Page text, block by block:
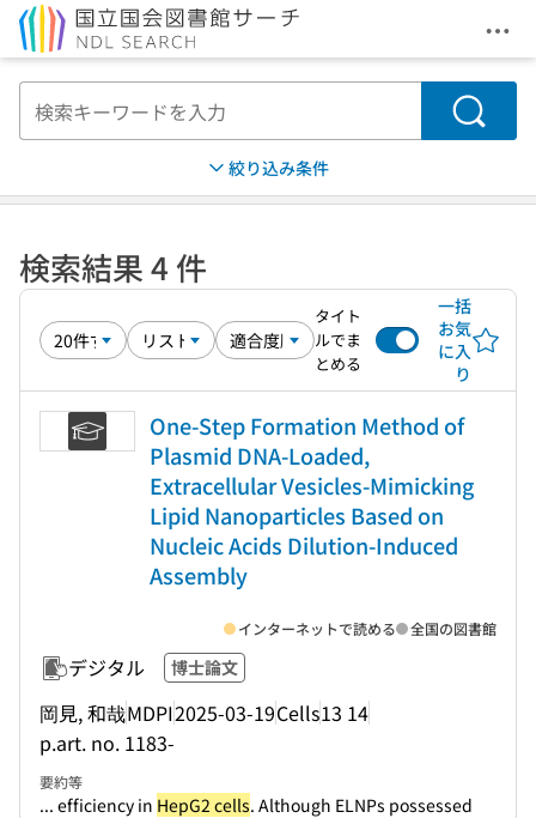
メ
検索
絞り込み条件
検索結果 4 件
タイト
ルでま
とめる
一括
お気
に入
り
One-Step Formation Method of
Plasmid DNA-Loaded,
Extracellular Vesicles-Mimicking
Lipid Nanoparticles Based on
Nucleic Acids Dilution-Induced
Assembly
デジタル 博士論文
岡見, 和哉MDPI2025-03-19Cells13 14
p.art. no. 1183-
インターネットで読める 全国の図書館
要約等
... efficiency in HepG2 cells. Although ELNPs possessed